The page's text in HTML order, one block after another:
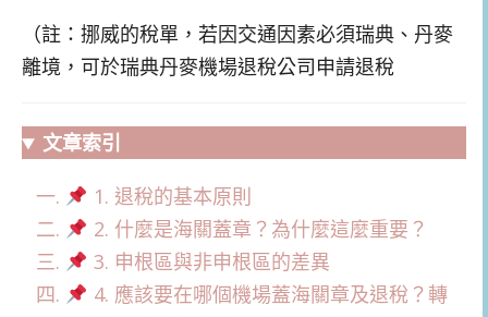
（註：挪威的稅單，若因交通因素必須瑞典、丹麥
離境，可於瑞典丹麥機場退稅公司申請退稅
文章索引
1. 退稅的基本原則
2. 什麼是海關蓋章？為什麼這麼重要？
3. 申根區與非申根區的差異
4. 應該要在哪個機場蓋海關章及退稅？轉